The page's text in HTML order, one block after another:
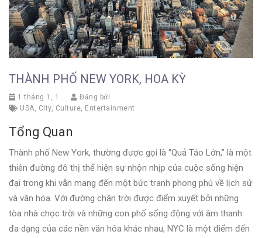
THÀNH PHỐ NEW YORK, HOA KỲ
1 tháng 1, 1
Đăng bởi
USA, City, Culture, Entertainment
Tổng Quan
Thành phố New York, thường được gọi là “Quả Táo Lớn,” là một
thiên đường đô thị thể hiện sự nhộn nhịp của cuộc sống hiện
đại trong khi vẫn mang đến một bức tranh phong phú về lịch sử
và văn hóa. Với đường chân trời được điểm xuyết bởi những
tòa nhà chọc trời và những con phố sống động với âm thanh
đa dạng của các nền văn hóa khác nhau, NYC là một điểm đến